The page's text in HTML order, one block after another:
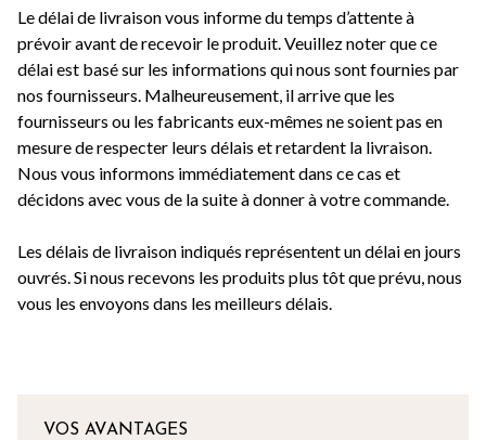
Le délai de livraison vous informe du temps d’attente à
prévoir avant de recevoir le produit. Veuillez noter que ce
délai est basé sur les informations qui nous sont fournies par
nos fournisseurs. Malheureusement, il arrive que les
fournisseurs ou les fabricants eux-mêmes ne soient pas en
mesure de respecter leurs délais et retardent la livraison.
Nous vous informons immédiatement dans ce cas et
décidons avec vous de la suite à donner à votre commande.
Les délais de livraison indiqués représentent un délai en jours
ouvrés. Si nous recevons les produits plus tôt que prévu, nous
vous les envoyons dans les meilleurs délais.
VOS AVANTAGES